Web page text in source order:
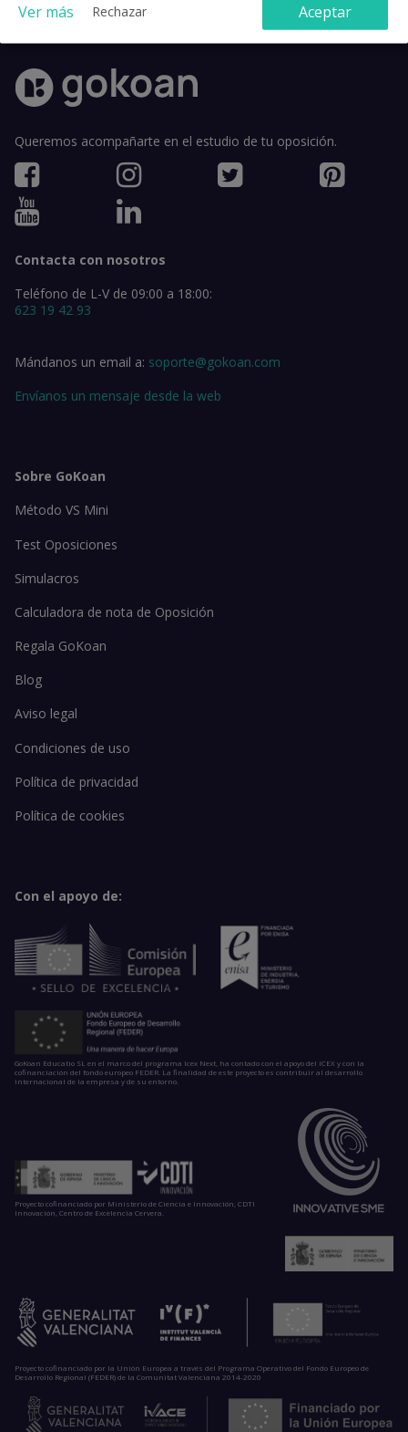
Queremos acompañarte en el estudio de tu oposición.
Contacta con nosotros
Teléfono de L-V de 09:00 a 18:00:
623 19 42 93
Mándanos un email a: soporte@gokoan.com
Envíanos un mensaje desde la web
Sobre GoKoan
Método VS Mini
Test Oposiciones
Simulacros
Calculadora de nota de Oposición
Regala GoKoan
Blog
Aviso legal
Condiciones de uso
Política de privacidad
Política de cookies
Con el apoyo de:
GoKoan Educatio SL en el marco del programa Icex Next, ha contado con el apoyo del ICEX y con la
cofinanciación del fondo europeo FEDER. La finalidad de este proyecto es contribuir al desarrollo
internacional de la empresa y de su entorno.
Proyecto cofinanciado por Ministerio de Ciencia e Innovación, CDTI
Innovación, Centro de Excelencia Cervera.
Proyecto cofinanciado por la Unión Europea a través del Programa Operativo del Fondo Europeo de
Desarrollo Regional (FEDER) de la Comunitat Valenciana 2014-2020
Ver más Rechazar Aceptar